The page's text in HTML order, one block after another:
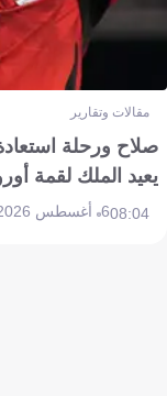
مقالات وتقارير
صلاح ورحلة
يعيد الملك لقمة
08:046 أغسطس 2026